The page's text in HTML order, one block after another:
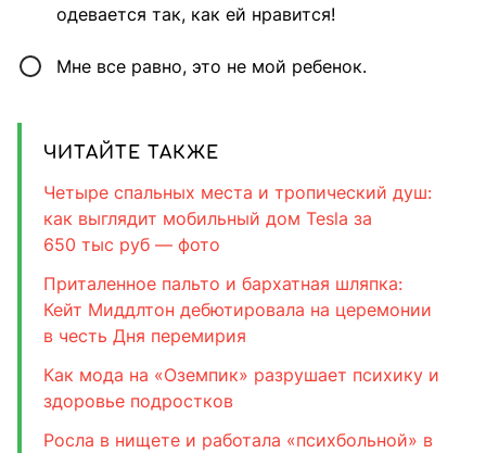
одевается так, как ей нравится!
Мне все равно, это не мой ребенок.
ЧИТАЙТЕ ТАКЖЕ
Четыре спальных места и тропический душ:
как выглядит мобильный дом Tesla за
650 тыс руб — фото
Приталенное пальто и бархатная шляпка:
Кейт Миддлтон дебютировала на церемонии
в честь Дня перемирия
Как мода на «Оземпик» разрушает психику и
здоровье подростков
Росла в нищете и работала «психбольной» в